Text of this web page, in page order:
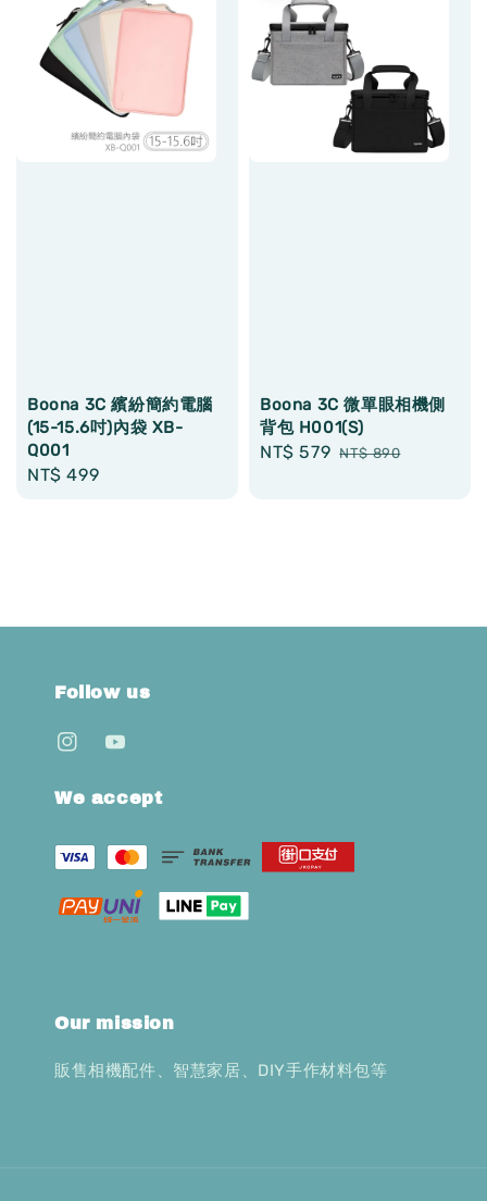
Boona 3C 繽紛簡約電腦
(15-15.6吋)內袋 XB-
Q001
Regular
NT$ 499
Boona 3C 微單眼相機側
背包 H001(S)
Sale
NT$ 579 Regular
NT$ 890
Follow us
We accept
Our mission
販售相機配件、智慧家居、DIY手作材料包等